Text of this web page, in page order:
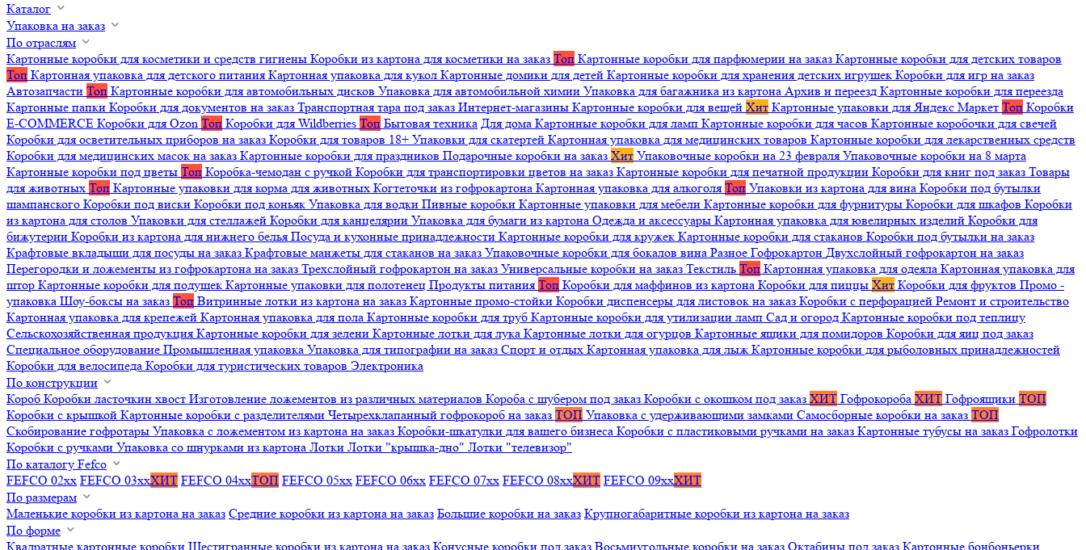
Каталог
Упаковка на заказ
По отраслям
Картонные коробки для косметики и средств гигиены Коробки из картона для косметики на заказ Топ Картонные коробки для парфюмерии на заказ Картонные коробки для детских товаров
Топ Картонная упаковка для детского питания Картонная упаковка для кукол Картонные домики для детей Картонные коробки для хранения детских игрушек Коробки для игр на заказ
Автозапчасти Топ Картонные коробки для автомобильных дисков Упаковка для автомобильной химии Упаковка для багажника из картона Архив и переезд Картонные коробки для переезда
Картонные папки Коробки для документов на заказ Транспортная тара под заказ Интернет-магазины Картонные коробки для вещей Хит Картонные упаковки для Яндекс Маркет Топ Коробки
E-COMMERCE Коробки для Ozon Топ Коробки для Wildberries Топ Бытовая техника Для дома Картонные коробки для ламп Картонные коробки для часов Картонные коробочки для свечей
Коробки для осветительных приборов на заказ Коробки для товаров 18+ Упаковки для скатертей Картонная упаковка для медицинских товаров Картонные коробки для лекарственных средств
Коробки для медицинских масок на заказ Картонные коробки для праздников Подарочные коробки на заказ Хит Упаковочные коробки на 23 февраля Упаковочные коробки на 8 марта
Картонные коробки под цветы Топ Коробка-чемодан с ручкой Коробки для транспортировки цветов на заказ Картонные коробки для печатной продукции Коробки для книг под заказ Товары
для животных Топ Картонные упаковки для корма для животных Когтеточки из гофрокартона Картонная упаковка для алкоголя Топ Упаковки из картона для вина Коробки под бутылки
шампанского Коробки под виски Коробки под коньяк Упаковка для водки Пивные коробки Картонные упаковки для мебели Картонные коробки для фурнитуры Коробки для шкафов Коробки
из картона для столов Упаковки для стеллажей Коробки для канцелярии Упаковка для бумаги из картона Одежда и аксессуары Картонная упаковка для ювелирных изделий Коробки для
бижутерии Коробки из картона для нижнего белья Посуда и кухонные принадлежности Картонные коробки для кружек Картонные коробки для стаканов Коробки под бутылки на заказ
Крафтовые вкладыши для посуды на заказ Крафтовые манжеты для стаканов на заказ Упаковочные коробки для бокалов вина Разное Гофрокартон Двухслойный гофрокартон на заказ
Перегородки и ложементы из гофрокартона на заказ Трехслойный гофрокартон на заказ Универсальные коробки на заказ Текстиль Топ Картонная упаковка для одеяла Картонная упаковка для
штор Картонные коробки для подушек Картонные упаковки для полотенец Продукты питания Топ Коробки для маффинов из картона Коробки для пиццы Хит Коробки для фруктов Промо -
упаковка Шоу-боксы на заказ Топ Витринные лотки из картона на заказ Картонные промо-стойки Коробки диспенсеры для листовок на заказ Коробки с перфорацией Ремонт и строительство
Картонная упаковка для крепежей Картонная упаковка для пола Картонные коробки для труб Картонные коробки для утилизации ламп Сад и огород Картонные коробки под теплицу
Сельскохозяйственная продукция Картонные коробки для зелени Картонные лотки для лука Картонные лотки для огурцов Картонные ящики для помидоров Коробки для яиц под заказ
Специальное оборудование Промышленная упаковка Упаковка для типографии на заказ Спорт и отдых Картонная упаковка для лыж Картонные коробки для рыболовных принадлежностей
Коробки для велосипеда Коробки для туристических товаров Электроника
По конструкции
Короб Коробки ласточкин хвост Изготовление ложементов из различных материалов Короба с шубером под заказ Коробки с окошком под заказ ХИТ Гофрокороба ХИТ Гофроящики ТОП
Коробки с крышкой Картонные коробки с разделителями Четырехклапанный гофрокороб на заказ ТОП Упаковка с удерживающими замками Самосборные коробки на заказ ТОП
Скобирование гофротары Упаковка с ложементом из картона на заказ Коробки-шкатулки для вашего бизнеса Коробки с пластиковыми ручками на заказ Картонные тубусы на заказ Гофролотки
Коробки с ручками Упаковка со шнурками из картона Лотки Лотки "крышка-дно" Лотки "телевизор"
По каталогу Fefco
FEFCO 02xx FEFCO 03xxХИТ FEFCO 04xxТОП FEFCO 05xx FEFCO 06xx FEFCO 07xx FEFCO 08xxХИТ FEFCO 09xxХИТ
По размерам
Маленькие коробки из картона на заказ Средние коробки из картона на заказ Большие коробки на заказ Крупногабаритные коробки из картона на заказ
По форме
Квадратные картонные коробки Шестигранные коробки из картона на заказ Конусные коробки под заказ Восьмиугольные коробки на заказ Октабины под заказ Картонные бонбоньерки